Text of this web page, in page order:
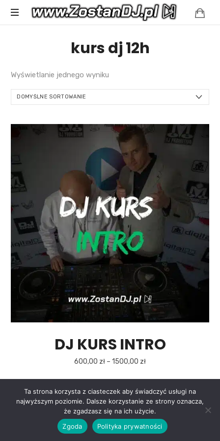
kurs dj 12h
Wyświetlanie jednego wyniku
DJ KURS INTRO
600,00 zł – 1500,00 zł
0
Ta strona korzysta z ciasteczek aby świadczyć usługi na
najwyższym poziomie. Dalsze korzystanie ze strony oznacza,
że zgadzasz się na ich użycie.
Zgoda
Polityka prywatności